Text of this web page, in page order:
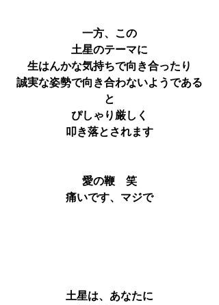
一方、この
土星のテーマに
生はんかな気持ちで向き合ったり
誠実な姿勢で向き合わないようである
と
ぴしゃり厳しく
叩き落とされます
愛の鞭　笑
痛いです、マジで
土星は、あなたに